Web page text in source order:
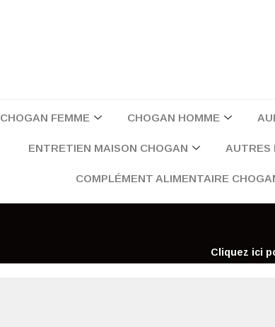
CHOGAN FEMME CHOGAN HOMME
ENTRETIEN MAISON CHOGAN AUTRES
COMPLÉMENT ALIMENTAIRE
Cliquez ici